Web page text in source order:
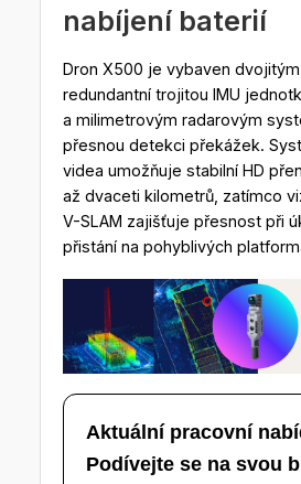
nabíjení baterií
Dron X500 je vybaven dvojitým
redundantní trojitou IMU
a milimetrovým radarovým
přesnou detekci překážek.
videa umožňuje stabilní HD
až dvaceti kilometrů, zatímco
V-SLAM zajišťuje přesnost při
přistání na pohyblivých
Aktuální pracovní
Podívejte se na svou